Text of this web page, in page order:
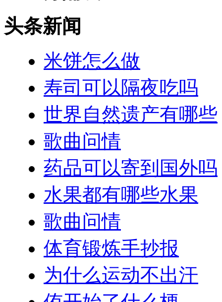
头条新闻
米饼怎么做
寿司可以隔夜吃吗
世界自然遗产有哪些
歌曲问情
药品可以寄到国外吗
水果都有哪些水果
歌曲问情
体育锻炼手抄报
为什么运动不出汗